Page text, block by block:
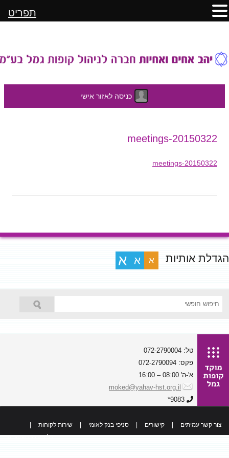
כניסה לאזור אישי
20150322-meetings
20150322-meetings
הגדלת אותיות א א א
טל: 072-2790004
פקס: 072-2790094
א'-ה' 08:00 – 16:00
moked@yahav-hst.org.il
9083*
צור קשר עמיתים קישורים סניפי בנק לאומי שירות לקוחות
כל הזכויות שמורות
תפריט